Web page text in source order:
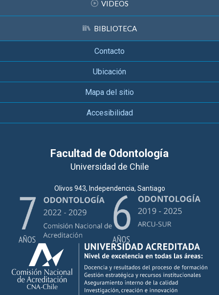
VIDEOS
BIBLIOTECA
Contacto
Ubicación
Mapa del sitio
Accesibilidad
Facultad de Odontología
Universidad de Chile
Olivos 943, Independencia, Santiago